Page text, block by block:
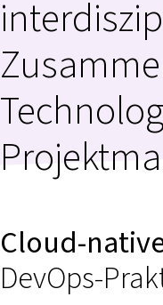
Cloud-
DevOps-